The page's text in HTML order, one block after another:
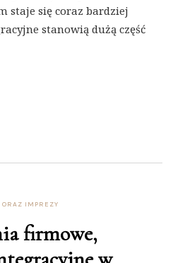
staje się coraz bardziej
stanowią dużą część
ORAZ IMPREZY
firmowe,